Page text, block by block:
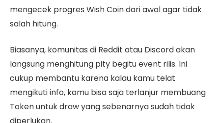
mengecek progres Wish Coin dari awal agar tidak
salah hitung.
Biasanya, komunitas di Reddit atau Discord akan
langsung menghitung pity begitu event rilis. Ini
cukup membantu karena kalau kamu telat
mengikuti info, kamu bisa saja terlanjur membuang
Token untuk draw yang sebenarnya sudah tidak